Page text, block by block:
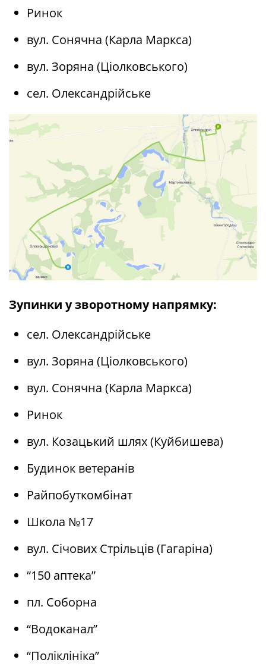
Ринок
вул. Сонячна (Карла Маркса)
вул. Зоряна (Ціолковського)
сел. Олександрійське
Зупинки у зворотному напрямку:
сел. Олександрійське
вул. Зоряна (Ціолковського)
вул. Сонячна (Карла Маркса)
Ринок
вул. Козацький шлях (Куйбишева)
Будинок ветеранів
Райпобуткомбінат
Школа №17
вул. Січових Стрільців (Гагаріна)
“150 аптека”
пл. Соборна
“Водоканал”
“Поліклініка”